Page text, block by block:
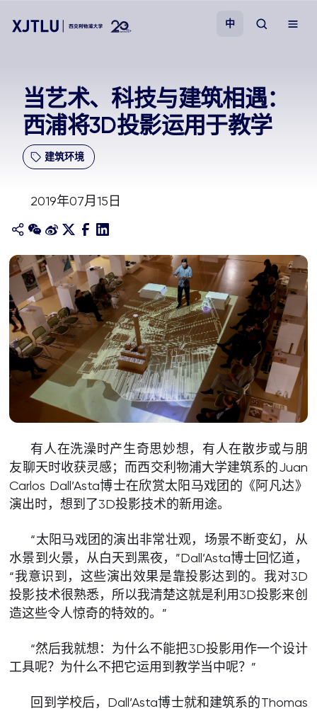
招生
科研
学院
关于我们
中
当艺术、科技与建筑相遇：
西浦将3D投影运用于教学
建筑环境
2019年07月15日
有人在洗澡时产生奇思妙想，有人在散步或与朋
友聊天时收获灵感；而西交利物浦大学建筑系的Juan
Carlos Dall’Asta博士在欣赏太阳马戏团的《阿凡达》
演出时，想到了3D投影技术的新用途。
“太阳马戏团的演出非常壮观，场景不断变幻，从
水景到火景，从白天到黑夜，”Dall’Asta博士回忆道，
“我意识到，这些演出效果是靠投影达到的。我对3D
投影技术很熟悉，所以我清楚这就是利用3D投影来创
造这些令人惊奇的特效的。”
“然后我就想：为什么不能把3D投影用作一个设计
工具呢？为什么不把它运用到教学当中呢？”
回到学校后，Dall’Asta博士就和建筑系的Thomas